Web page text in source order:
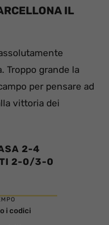
IL
Troppo grande la
per pensare ad
vittoria dei
2-4
2-0/3-0
i codici